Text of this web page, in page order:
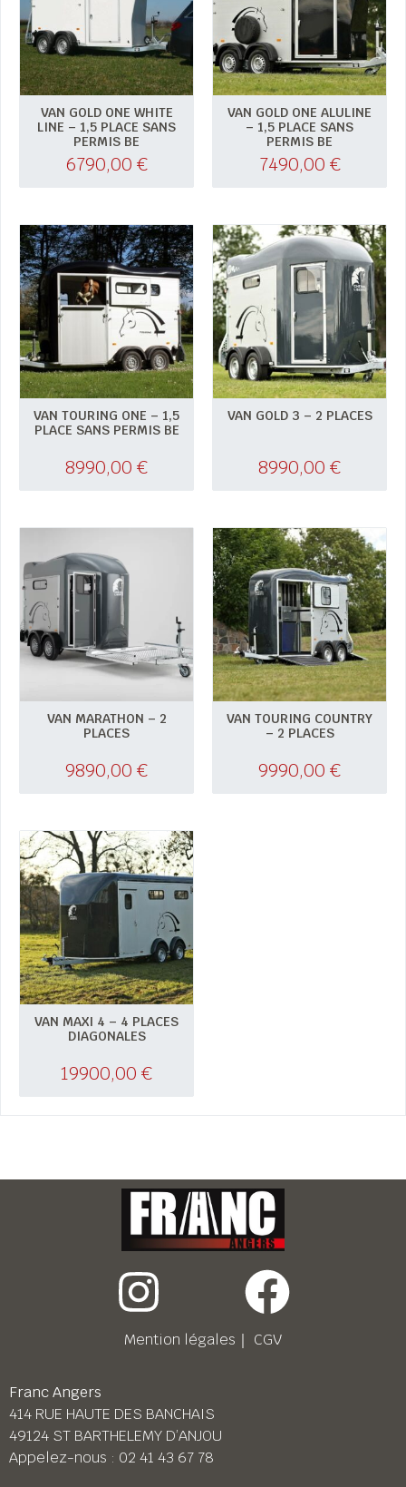
VAN GOLD ONE WHITE
LINE – 1,5 PLACE SANS
PERMIS BE
6790,00 €
VAN GOLD ONE ALULINE
– 1,5 PLACE SANS
PERMIS BE
7490,00 €
VAN TOURING ONE – 1,5
PLACE SANS PERMIS BE
8990,00 €
VAN GOLD 3 – 2 PLACES
8990,00 €
VAN MARATHON – 2
PLACES
9890,00 €
VAN TOURING COUNTRY
– 2 PLACES
9990,00 €
VAN MAXI 4 – 4 PLACES
DIAGONALES
19900,00 €
Mention légales ｜ CGV
Franc Angers
414 RUE HAUTE DES BANCHAIS
49124 ST BARTHELEMY D’ANJOU
Appelez-nous : 02 41 43 67 78